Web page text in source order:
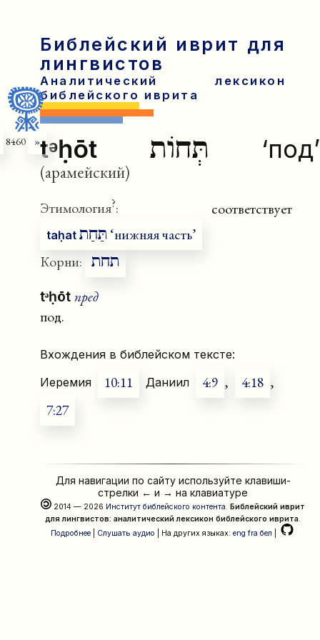
Библейский иврит для
лингвистов
Аналитический лексикон
библейского иврита
8460 »tᵊḥōt תְּחוֹת ‘под’
(арамейский)
Этимология?: соответствует
taḥat תַּחַת‘нижняя часть’
Корни: תחת
tᵊḥōt пред
под.
Вхождения в библейском тексте:
Иеремия
10:11 Даниил 4:9 , 4:18 ,
7:27
Для навигации по сайту используйте клавиши-
стрелки ← и → на клавиатуре
2014 — 2026 Институт библейского контента .Библейский иврит
для лингвистов: аналитический лексикон библейского иврита
Подробнее| Слушать аудио | На других языках: eng fra бел